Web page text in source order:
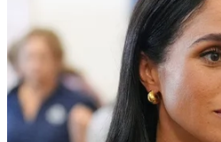
Bisnis·1 year ago
Share: